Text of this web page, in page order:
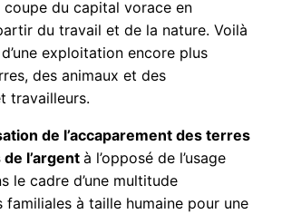
coupe du capital vorace en
du travail et de la nature. Voilà
exploitation encore plus
des animaux et des
travailleurs.
de l’accaparement des terres
l’argentà l’opposé de l’usage
le cadre d’une multitude
familiales à taille humaine pour une